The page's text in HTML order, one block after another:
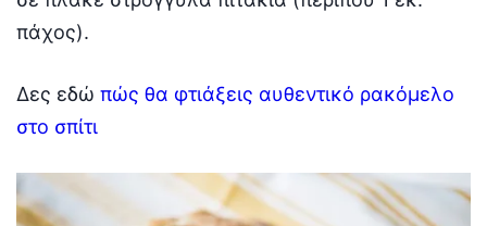
πάχος).
Δες εδώ πώς θα φτιάξεις αυθεντικό ρακόμελο
στο σπίτι